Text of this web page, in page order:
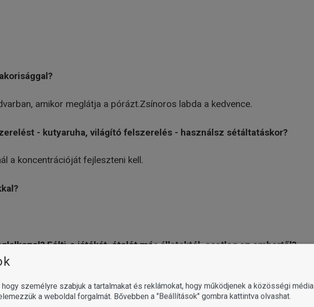
amikor meglátja a pórázt.Zsínoros labda a kedvence.
- kutyaruha, világító felszerelés - használsz sétáltatáskor?
a koncentrációját fejleszteni kell.
Félti-e játékát, ételét más állatoktól, esetleg az embertől?
vagy állat közt?
személyre szabjuk a tartalmakat és reklámokat, hogy működjenek a közösségi média
a weboldal forgalmát. Bővebben a "Beállítások" gombra kattintva olvashat.